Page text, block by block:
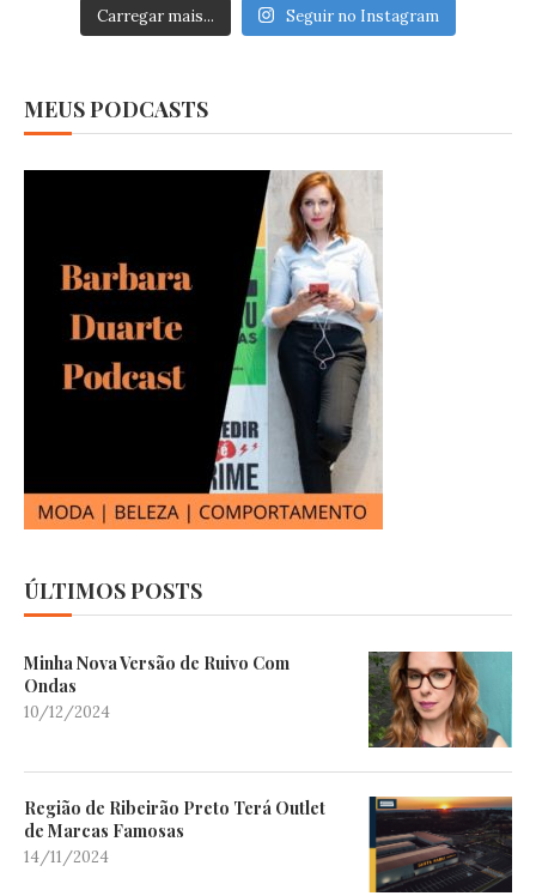
Carregar mais... Seguir no Instagram
MEUS PODCASTS
ÚLTIMOS POSTS
Minha Nova Versão de Ruivo Com
Ondas
10/12/2024
Região de Ribeirão Preto Terá Outlet
de Marcas Famosas
14/11/2024